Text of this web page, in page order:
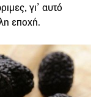
γι’ αυτό
εποχή.